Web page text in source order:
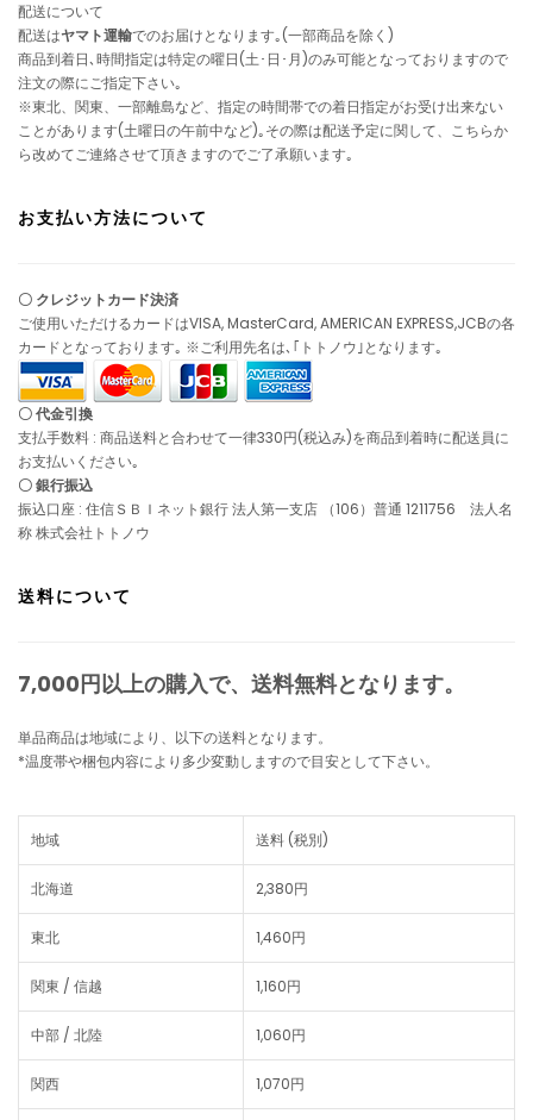
配送について
配送はヤマト運輸でのお届けとなります｡(一部商品を除く)
商品到着日､時間指定は特定の曜日(土･日･月)のみ可能となっておりますので
注文の際にご指定下さい｡
※東北、関東、一部離島など、指定の時間帯での着日指定がお受け出来ない
ことがあります(土曜日の午前中など)｡その際は配送予定に関して、こちらか
ら改めてご連絡させて頂きますのでご了承願います｡
お支払い方法について
〇 クレジットカード決済
ご使用いただけるカードはVISA, MasterCard, AMERICAN EXPRESS,JCBの各
カードとなっております｡ ※ご利用先名は､｢トトノウ｣となります｡
〇 代金引換
支払手数料 : 商品送料と合わせて一律330円(税込み)を商品到着時に配送員に
お支払いください｡
〇 銀行振込
振込口座 : 住信ＳＢＩネット銀行 法人第一支店 （106）普通 1211756 法人名
称 株式会社トトノウ
送料について
7,000円以上の購入で、 送料無料となります。
単品商品は地域により、以下の送料となります。
*温度帯や梱包内容により多少変動しますので目安として下さい。
地域 送料 (税別)
北海道 2,380円
東北 1,460円
関東 / 信越 1,160円
中部 / 北陸 1,060円
関西 1,070円